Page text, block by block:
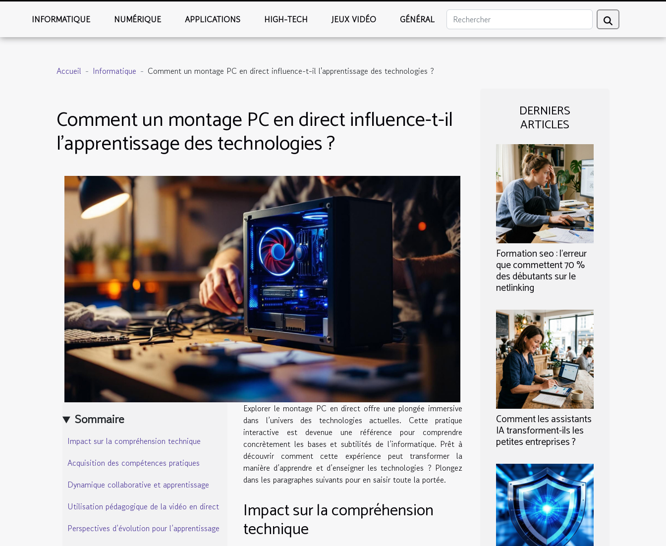
INFORMATIQUE NUMÉRIQUE APPLICATIONS HIGH-TECH JEUX VIDÉO GÉNÉRAL
Accueil Informatique Comment un montage PC en direct influence-t-il l'apprentissage des technologies ?
Comment un montage PC en direct influence-t-il
l'apprentissage des technologies ?
Sommaire
Impact sur la compréhension technique
Acquisition des compétences pratiques
Dynamique collaborative et apprentissage
Utilisation pédagogique de la vidéo en direct
Perspectives d’évolution pour l’apprentissage
Explorer le montage PC en direct offre une plongée immersive
dans l’univers des technologies actuelles. Cette pratique
interactive est devenue une référence pour comprendre
concrètement les bases et subtilités de l’informatique. Prêt à
découvrir comment cette expérience peut transformer la
manière d’apprendre et d’enseigner les technologies ? Plongez
dans les paragraphes suivants pour en saisir toute la portée.
Impact sur la compréhension
technique
DERNIERS
ARTICLES
Formation seo : l’erreur
que commettent 70 %
des débutants sur le
netlinking
Comment les assistants
IA transforment-ils les
petites entreprises ?